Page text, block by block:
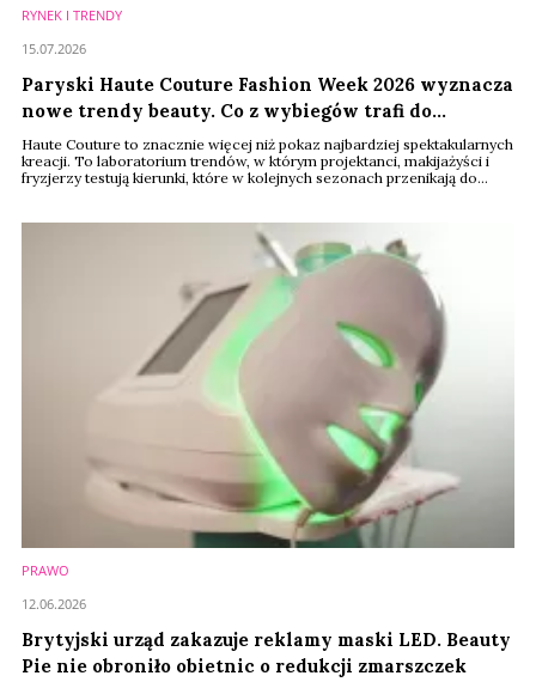
RYNEK I TRENDY
Paryski Haute Couture Fashion Week 2026 wyznacza
nowe trendy beauty. Co z wybiegów trafi do
kosmetyczek konsumentów?
Haute Couture to znacznie więcej niż pokaz najbardziej spektakularnych
kreacji. To laboratorium trendów, w którym projektanci, makijażyści i
fryzjerzy testują kierunki, które w kolejnych sezonach przenikają do
branża powoli odchodzi od estetyki "clean girl". Stawia za to na większą
15.07.2026
PRAWO
Brytyjski urząd zakazuje reklamy maski LED. Beauty
Pie nie obroniło obietnic o redukcji zmarszczek
12.06.2026